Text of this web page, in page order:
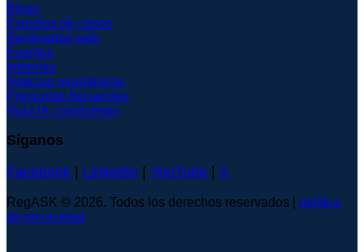
Blogs
Estudios de casos
Seminarios web
Eventos
Informes
Noticias regulatorias
Preguntas frecuentes
Hola IA, conócenos
Síganos
Facebook | LinkedIn | YouTube | X
RegASK © 2026. Todos los derechos reservados | política
de privacidad